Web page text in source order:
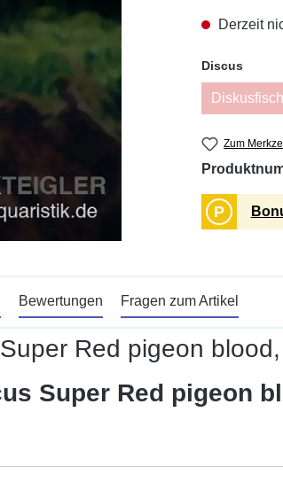
Derzeit
Discus
Diskusfisch
Zum
P
Bewertungen Fragen zum Artikel
Red pigeon
Super Red pigeon